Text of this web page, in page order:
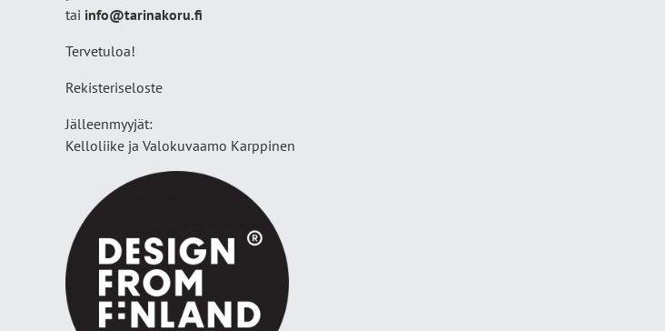
tai info@tarinakoru.fi
Tervetuloa!
Rekisteriseloste
Jälleenmyyjät:
Kelloliike ja Valokuvaamo Karppinen